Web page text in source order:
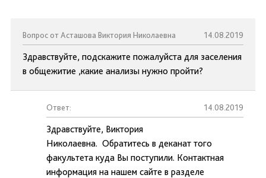
Вопрос от Асташова Виктория Николаевна 14.08.2019
Здравствуйте, подскажите пожалуйста для заселения
в общежитие ,какие анализы нужно пройти?
Ответ: 14.08.2019
Здравствуйте, Виктория
Николаевна. Обратитесь в деканат того
факультета куда Вы поступили. Контактная
информация на нашем сайте в разделе